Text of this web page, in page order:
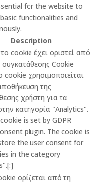
for the website to
functionalities and
Description
cookie έχει οριστεί από
Cookie
cookie χρησιμοποιείται
της
χρήστη για τα
κατηγορία "Analytics".
is set by GDPR
plugin. The cookie is
the user consent for
in the category
ορίζεται από τη